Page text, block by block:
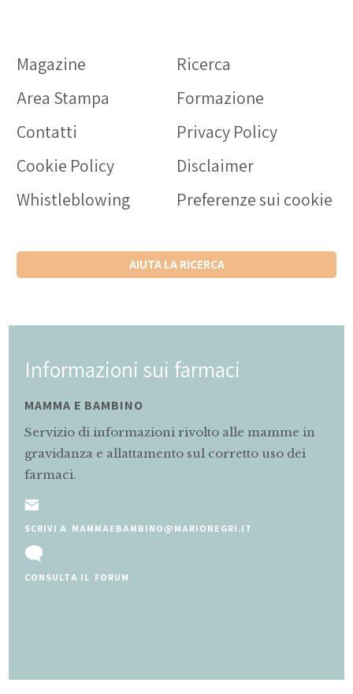
Magazine
Ricerca
Area Stampa
Formazione
Contatti
Privacy Policy
Cookie Policy
Disclaimer
Whistleblowing
Preferenze sui cookie
AIUTA LA RICERCA
Informazioni sui farmaci
MAMMA E BAMBINO
Servizio di informazioni rivolto alle mamme in
gravidanza e allattamento sul corretto uso dei
farmaci.
SCRIVI A MAMMAEBAMBINO@MARIONEGRI.IT
CONSULTA IL FORUM